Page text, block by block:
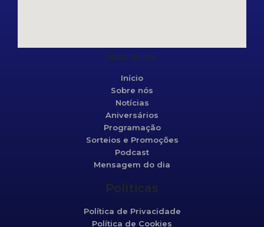
Mapa do site
Início
Sobre nós
Notícias
Aniversários
Programação
Sorteios e Promoções
Podcast
Mensagem do dia
Políticas
Política de Privacidade
Política de Cookies